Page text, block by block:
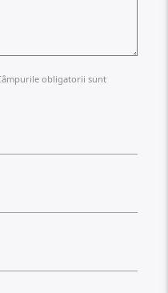
obligatorii sunt